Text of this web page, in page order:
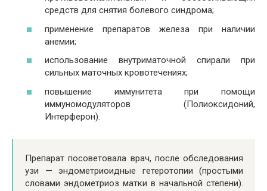
средств для снятия болевого синдрома;
применение препаратов железа при наличии
анемии;
использование внутриматочной спирали при
сильных маточных кровотечениях;
повышение иммунитета при помощи
иммуномодуляторов (Полиоксидоний,
Интерферон).
Препарат посоветовала врач, после обследования
узи — эндометриоидные гетеротопии (простыми
словами эндометриоз матки в начальной степени).